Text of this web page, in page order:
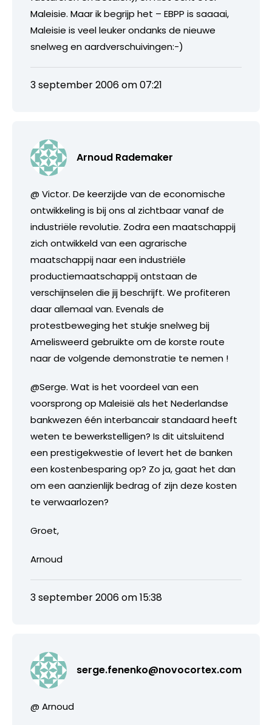
Maleisie. Maar ik begrijp het – EBPP is saaaai,
Maleisie is veel leuker ondanks de nieuwe
snelweg en aardverschuivingen:-)
3 september 2006 om 07:21
Arnoud Rademaker
@ Victor. De keerzijde van de economische
ontwikkeling is bij ons al zichtbaar vanaf de
industriële revolutie. Zodra een maatschappij
zich ontwikkeld van een agrarische
maatschappij naar een industriële
productiemaatschappij ontstaan de
verschijnselen die jij beschrijft. We profiteren
daar allemaal van. Evenals de
protestbeweging het stukje snelweg bij
Amelisweerd gebruikte om de korste route
naar de volgende demonstratie te nemen !
@Serge. Wat is het voordeel van een
voorsprong op Maleisië als het Nederlandse
bankwezen één interbancair standaard heeft
weten te bewerkstelligen? Is dit uitsluitend
een prestigekwestie of levert het de banken
een kostenbesparing op? Zo ja, gaat het dan
om een aanzienlijk bedrag of zijn deze kosten
te verwaarlozen?
Groet,
Arnoud
3 september 2006 om 15:38
serge.fenenko@novocortex.com
@ Arnoud